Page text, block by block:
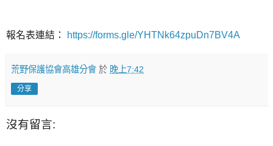
報名表連結： https://forms.gle/YHTNk64zpuDn7BV4A
荒野保護協會高雄分會 於 晚上7:42
分享
沒有留言: